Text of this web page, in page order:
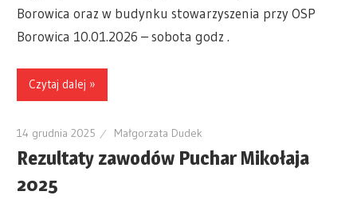
Borowica oraz w budynku stowarzyszenia przy OSP
Borowica 10.01.2026 – sobota godz .
Czytaj dalej »
14 grudnia 2025 Małgorzata Dudek
Rezultaty zawodów Puchar Mikołaja
2025